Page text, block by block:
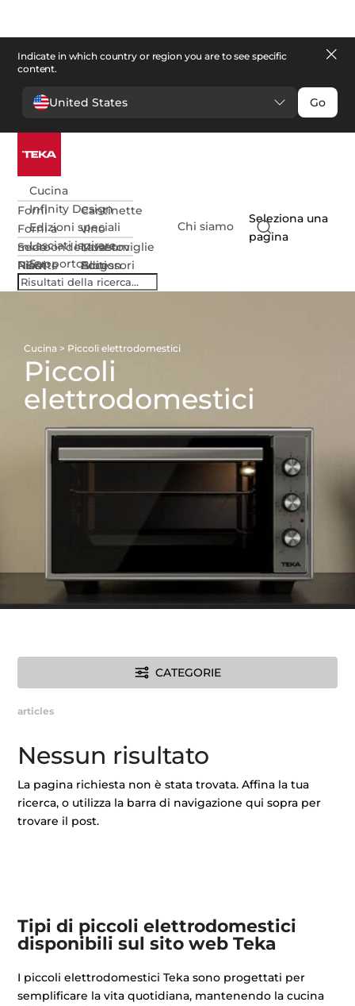
Indicate in which country or region you are to see specific
content.
United States Go
Cucina
Forni
Forni a
microonde
Piani
cottura
Cantinette
vino
Lavastoviglie
Accessori
da
Infinity Design
Edizioni speciali
Serie
NEO
Van
Museum
Edition
Infinity
Lasciati ispirare
Ricette
Blog
Supporto
Assistenza
tecnica
Domande
Chi siamo
Seleziona una
pagina
Cucina > Piccoli elettrodomestici
Piccoli
elettrodomestici
CATEGORIE
articles
Nessun risultato
La pagina richiesta non è stata trovata. Affina la tua
ricerca, o utilizza la barra di navigazione qui sopra per
trovare il post.
Tipi di piccoli elettrodomestici
disponibili sul sito web Teka
I piccoli elettrodomestici Teka sono progettati per
semplificare la vita quotidiana, mantenendo la cucina